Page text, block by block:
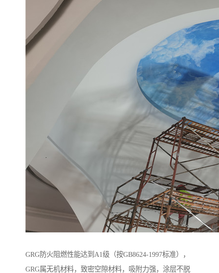
GRG防火阻燃性能达到A1级（按GB8624-1997标准），
GRG属无机材料，致密空隙材料，吸附力强，涂层不脱